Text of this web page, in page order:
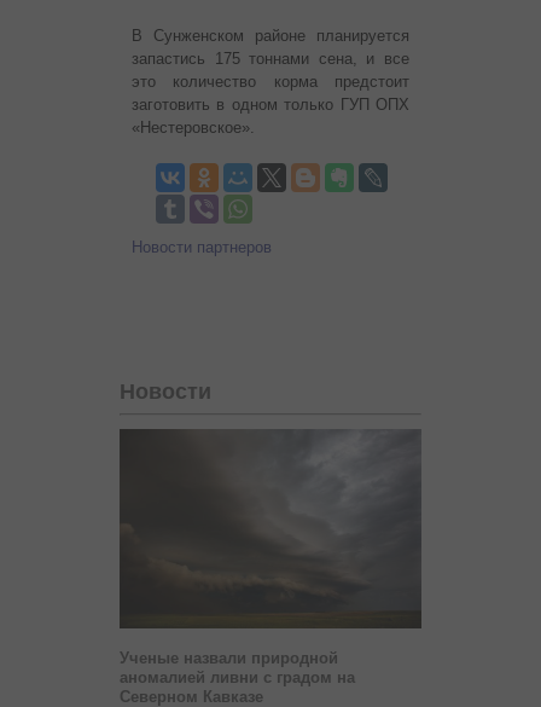
В Сунженском районе планируется
запастись 175 тоннами сена, и все
это количество корма предстоит
заготовить в одном только ГУП ОПХ
«Нестеровское».
Новости партнеров
Новости
Ученые назвали природной
аномалией ливни с градом на
Северном Кавказе